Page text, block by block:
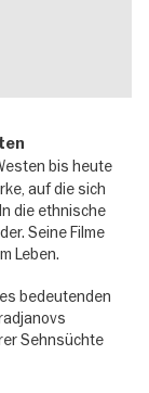
bis heute
auf die sich
die ethnische
Seine Filme
Leben.
bedeutenden
Sehnsüchte